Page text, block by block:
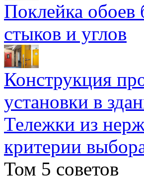
Поклейка обоев
стыков и углов
Конструкция
установки в
Тележки из
критерии
Том 5 советов